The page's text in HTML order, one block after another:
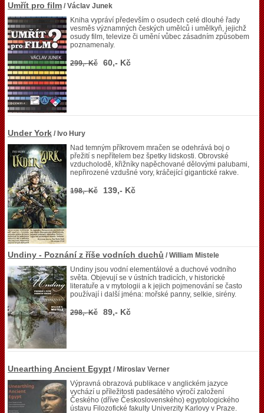
Umřít pro film / Václav Junek
Kniha vypráví především o osudech celé dlouhé řady
vesměs významných českých umělců i umělkyň, jejichž
osudy film, televize či umění vůbec zásadním způsobem
poznamenaly.
299,- Kč 60,- Kč
Under York / Ivo Hury
Nad temným příkrovem mračen se odehrává boj o
přežití s nepřítelem bez špetky lidskosti. Obrovské
vzducholodě, křižníky napěchované dělovými palubami,
nepřirozené vzdušné vory, kráčející gigantické rakve.
198,- Kč 139,- Kč
Undiny - Poznání z říše vodních duchů / William Mistele
Undiny jsou vodní elementálové a duchové vodního
světa. Objevují se v ústních tradicích, v historické
literatuře a v mytologii a k jejich pojmenování se často
používají i další jména: mořské panny, selkie, sirény.
298,- Kč 89,- Kč
Unearthing Ancient Egypt / Miroslav Verner
Výpravná obrazová publikace v anglickém jazyce
vychází u příležitosti padesátého výročí založení
Českého (dříve Československého) egyptologického
ústavu Filozofické fakulty Univerzity Karlovy v Praze.